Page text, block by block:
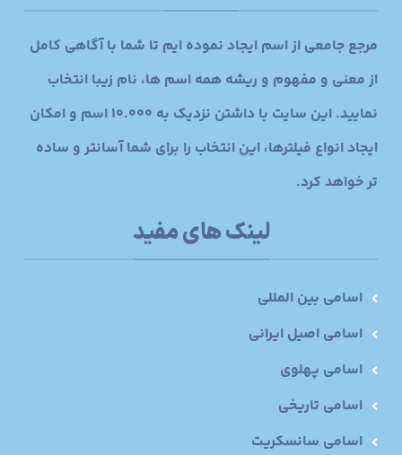
مرجع جامعی از اسم ایجاد نموده ایم تا شما با آگاهی کامل
از معنی و مفهوم و ریشه همه اسم ها، نام زیبا انتخاب
نمایید. این سایت با داشتن نزدیک به 10.000 اسم و امکان
ایجاد انواع فیلترها، این انتخاب را برای شما آسانتر و ساده
تر خواهد کرد.
لینک های مفید
اسامی بین المللی
اسامی اصیل ایرانی
اسامی پهلوی
اسامی تاریخی
اسامی سانسکریت